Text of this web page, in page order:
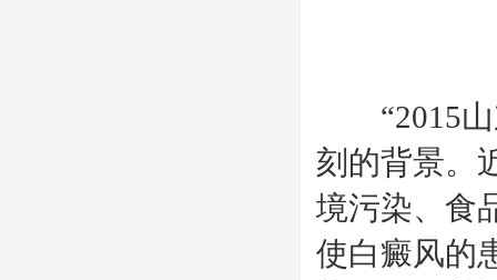
“2015山
刻的背景。
境污染、食
使白癜风的